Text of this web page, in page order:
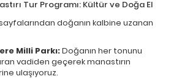
Tur Programı: Kültür ve Doğa El
doğanın kalbine uzanan
Milli Parkı:Doğanın her tonunu
vadiden geçerek manastırın
ulaşıyoruz.